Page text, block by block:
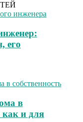
его
в
как и для